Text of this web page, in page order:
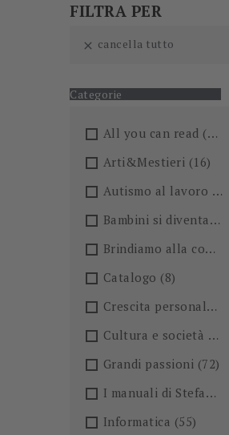
FILTRA PER
 cancella tutto
Categorie
All you can read (205)
Arti&Mestieri (16)
Autismo al lavoro
(5)
Bambini si diventa
(4)
Brindiamo alla conoscenza!🍺
Catalogo (8)
Crescita personale
Cultura e società
(36)
Grandi passioni (72)
I manuali di Stefano Anselmo
Informatica (55)